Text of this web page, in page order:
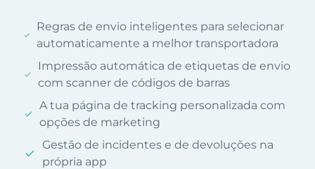
Regras de envio inteligentes para selecionar
automaticamente a melhor transportadora
Impressão automática de etiquetas de envio
com scanner de códigos de barras
A tua página de tracking personalizada com
opções de marketing
Gestão de incidentes e de devoluções na
própria app